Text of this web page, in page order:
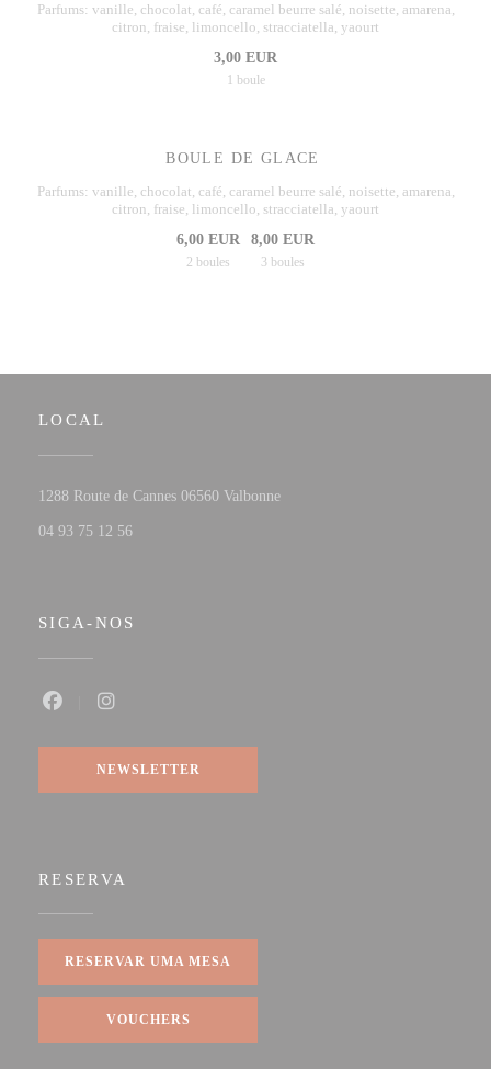
Parfums: vanille, chocolat, café, caramel beurre salé, noisette, amarena,
citron, fraise, limoncello, stracciatella, yaourt
3,00 EUR
1 boule
BOULE DE GLACE
Parfums: vanille, chocolat, café, caramel beurre salé, noisette, amarena,
citron, fraise, limoncello, stracciatella, yaourt
6,00 EUR
2 boules
8,00 EUR
3 boules
LOCAL
1288 Route de Cannes 06560 Valbonne((abre numa nova janela))
04 93 75 12 56
SIGA-NOS
NEWSLETTER
RESERVA
RESERVAR UMA MESA
VOUCHERS